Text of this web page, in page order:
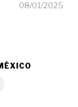
08/01/2025